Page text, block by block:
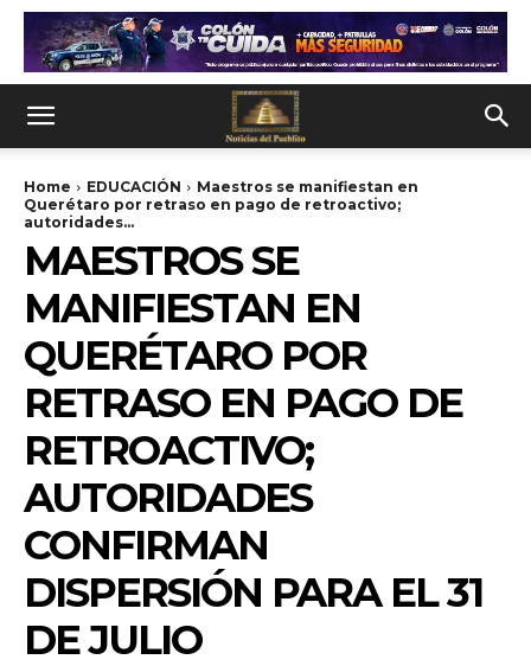
Home EDUCACIÓN
Maestros se manifiestan en
Querétaro por retraso en pago de retroactivo;
autoridades...
MAESTROS SE
MANIFIESTAN EN
QUERÉTARO POR
RETRASO EN PAGO DE
RETROACTIVO;
AUTORIDADES
CONFIRMAN
DISPERSIÓN PARA EL 31
DE JULIO